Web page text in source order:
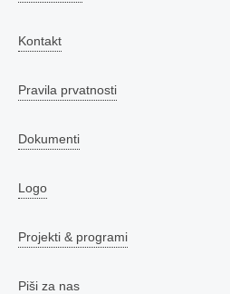
Kontakt
Pravila prvatnosti
Dokumenti
Logo
Projekti & programi
Piši za nas